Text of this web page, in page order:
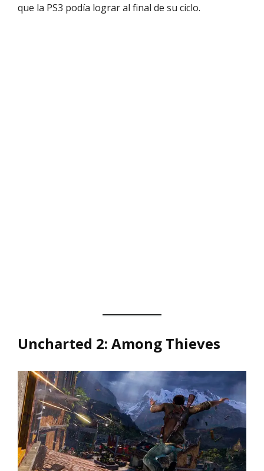
que la PS3 podía lograr al final de su ciclo.
Uncharted 2: Among Thieves